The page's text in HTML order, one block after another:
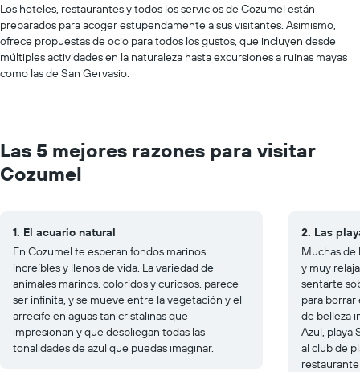
Los hoteles, restaurantes y todos los servicios de Cozumel están
preparados para acoger estupendamente a sus visitantes. Asimismo,
ofrece propuestas de ocio para todos los gustos, que incluyen desde
múltiples actividades en la naturaleza hasta excursiones a ruinas mayas
como las de San Gervasio.
Las 5 mejores razones para visitar
Cozumel
1. El acuario natural
En Cozumel te esperan fondos marinos
increíbles y llenos de vida. La variedad de
animales marinos, coloridos y curiosos, parece
ser infinita, y se mueve entre la vegetación y el
arrecife en aguas tan cristalinas que
impresionan y que despliegan todas las
tonalidades de azul que puedas imaginar.
2. Las
Muchas de
y muy
sentarte
para borrar
de belleza
Azul, playa
al club de
restaurante